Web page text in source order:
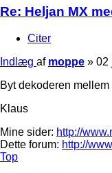
Re: Heljan MX
Citer
Indlæg af moppe » 02
Byt dekoderen
Klaus
Mine sider: http://
Dette forum: http://
Top